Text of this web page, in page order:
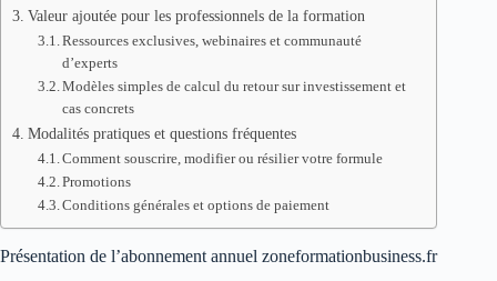
Valeur ajoutée pour les professionnels de la formation
Ressources exclusives, webinaires et communauté
d’experts
Modèles simples de calcul du retour sur investissement et
cas concrets
Modalités pratiques et questions fréquentes
Comment souscrire, modifier ou résilier votre formule
Promotions
Conditions générales et options de paiement
Présentation de l’abonnement annuel zoneformationbusiness.fr